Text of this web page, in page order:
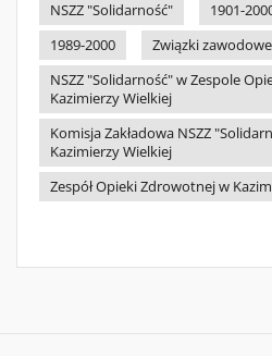
NSZZ "Solidarność"
1901-
1989-2000
Związki zawodowe
NSZZ "Solidarność" w Zespole
Kazimierzy Wielkiej
Komisja Zakładowa NSZZ
Kazimierzy Wielkiej
Zespół Opieki Zdrowotnej w